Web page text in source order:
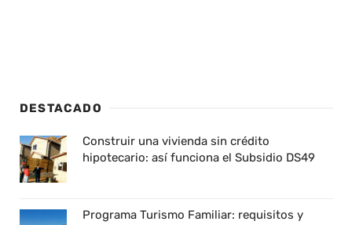
DESTACADO
Construir una vivienda sin crédito
hipotecario: así funciona el Subsidio DS49
Programa Turismo Familiar: requisitos y